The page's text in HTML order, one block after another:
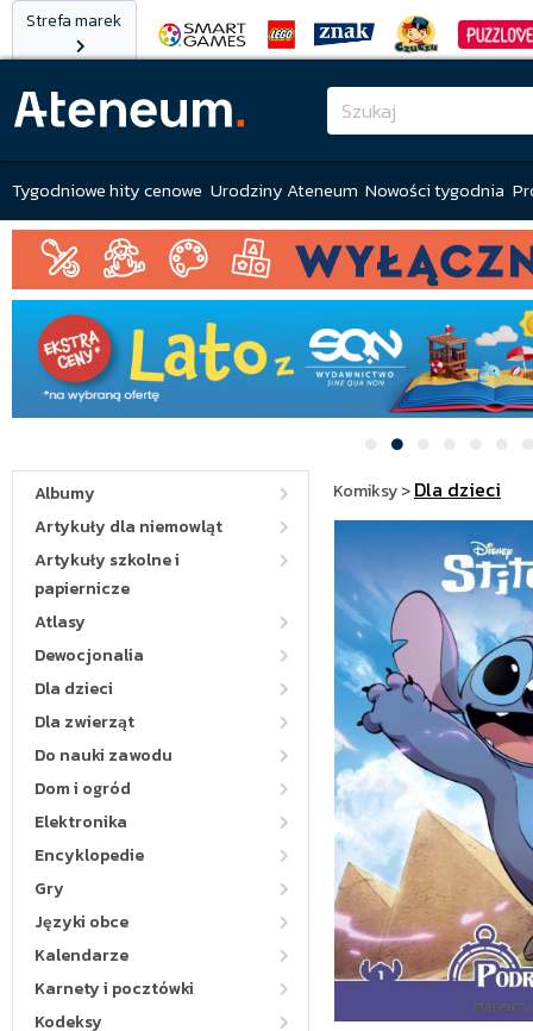
Strefa marek
Tygodniowe hity cenowe Urodziny Ateneum Nowości tygodnia
Albumy
Artykuły dla niemowląt
Artykuły szkolne i
papiernicze
Atlasy
Dewocjonalia
Dla dzieci
Dla zwierząt
Do nauki zawodu
Dom i ogród
Elektronika
Encyklopedie
Gry
Języki obce
Kalendarze
Karnety i pocztówki
Kodeksy
Komiksy>Dla dzieci